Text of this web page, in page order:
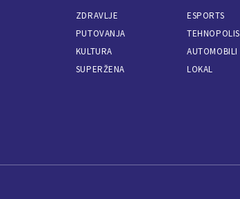
ZDRAVLJE
PUTOVANJA
KULTURA
SUPERŽENA
ESPORTS
TEHNOPOLIS
AUTOMOBILI
LOKAL